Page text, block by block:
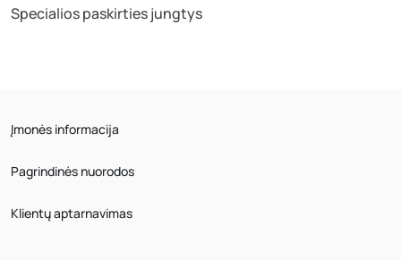
Specialios paskirties jungtys
Įmonės informacija
Pagrindinės nuorodos
Klientų aptarnavimas